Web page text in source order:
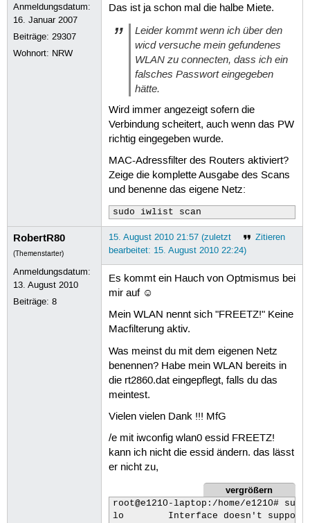
Anmeldungsdatum:
16. Januar 2007
Beiträge:29307
Wohnort: NRW
Das ist ja schon mal die halbe Miete.
Leider kommt wenn ich über den
wicd versuche mein gefundenes
WLAN zu connecten, dass ich ein
falsches Passwort eingegeben
hätte.
Wird immer angezeigt sofern die
Verbindung scheitert, auch wenn das PW
richtig eingegeben wurde.
MAC-Adressfilter des Routers aktiviert?
Zeige die komplette Ausgabe des Scans
und benenne das eigene Netz:
sudo iwlist scan
RobertR80
(Themenstarter)
Anmeldungsdatum:
13. August 2010
Beiträge:8
Zitieren
15. August 2010 21:57 (zuletzt
bearbeitet: 15. August 2010 22:24)
Es kommt ein Hauch von Optmismus bei
mir auf ☺
Mein WLAN nennt sich "FREETZ!" Keine
Macfilterung aktiv.
Was meinst du mit dem eigenen Netz
benennen? Habe mein WLAN bereits in
die rt2860.dat eingepflegt, falls du das
meintest.
Vielen vielen Dank !!! MfG
/e mit iwconfig wlan0 essid FREETZ!
kann ich nicht die essid ändern. das lässt
er nicht zu,
vergrößern
root@e1210-laptop:/home/e1210#
lo        Interface doesn't support